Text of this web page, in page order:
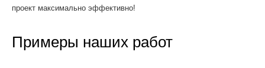
проект максимально эффективно!
Примеры наших работ